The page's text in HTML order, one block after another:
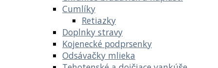
Cumlíky
Retiazky
Doplnky stravy
Kojenecké podprsenky
Odsávačky mlieka